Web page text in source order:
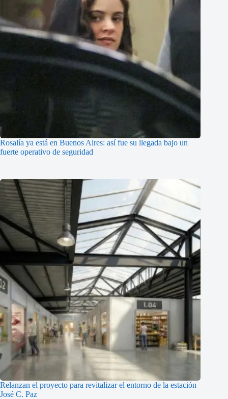
Rosalía ya está en Buenos Aires: así fue su llegada bajo un
fuerte operativo de seguridad
Relanzan el proyecto para revitalizar el entorno de la estación
José C. Paz